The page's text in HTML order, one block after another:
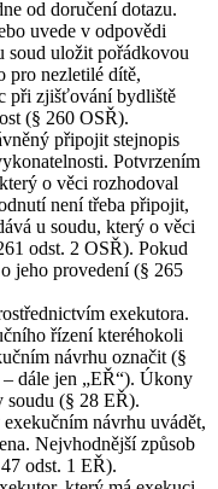
od doručení dotazu.
uvede v odpovědi
soud uložit pořádkovou
pro nezletilé dítě,
při zjišťování bydliště
(§ 260 OSŘ).
připojit stejnopis
Potvrzením
o věci rozhodoval
není třeba připojit,
u soudu, který o věci
odst. 2 OSŘ). Pokud
jeho provedení (§ 265
exekutora.
řízení kteréhokoli
návrhu označit (§
dále jen „EŘ“). Úkony
soudu (§ 28 EŘ).
návrhu uvádět,
Nejvhodnější způsob
odst. 1 EŘ).